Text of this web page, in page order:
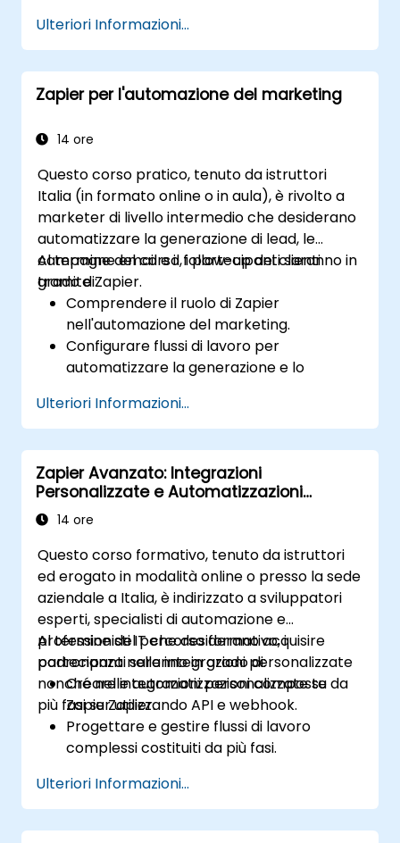
l’automazione.
Ottimizzare i flussi di lavoro legati al
marketing e alle vendite.
Ulteriori Informazioni...
Zapier per l'automazione del marketing
14 ore
Questo corso pratico, tenuto da istruttori
Italia (in formato online o in aula), è rivolto a
marketer di livello intermedio che desiderano
automatizzare la generazione di lead, le
campagne email e il follow-up dei clienti
tramite Zapier.
Al termine del corso, i partecipanti saranno in
grado di:
Comprendere il ruolo di Zapier
nell'automazione del marketing.
Configurare flussi di lavoro per
automatizzare la generazione e lo
Integrare strumenti di marketing quali
CRM, piattaforme email e strumenti
analitici.
Ottimizzare ed individuare eventuali
problemi nei flussi di automazione per
garantirne la massima efficienza.
Ulteriori Informazioni...
Zapier Avanzato: Integrazioni
Personalizzate e Automatizzazioni
Multifase
14 ore
Questo corso formativo, tenuto da istruttori
ed erogato in modalità online o presso la sede
aziendale a Italia, è indirizzato a sviluppatori
esperti, specialisti di automazione e
professionisti IT che desiderano acquisire
padronanza nelle integrazioni personalizzate
nonché nelle automatizzazioni composte da
più fasi su Zapier.
Al termine del percorso formativo, i
partecipanti saranno in grado di:
Creare integrazioni personalizzate su
Zapier utilizzando API e webhook.
Progettare e gestire flussi di lavoro
complessi costituiti da più fasi.
automazioni avanzate.
Integrare Zapier con applicazioni
proprietarie o poco diffuse.
Ulteriori Informazioni...